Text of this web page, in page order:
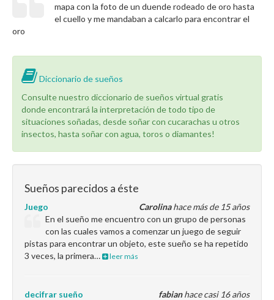
mapa con la foto de un duende rodeado de oro hasta
el cuello y me mandaban a calcarlo para encontrar el
oro
Diccionario de sueños
Consulte nuestro diccionario de sueños virtual gratis
donde encontrará la interpretación de todo tipo de
situaciones soñadas, desde soñar con cucarachas u otros
insectos, hasta soñar con agua, toros o diamantes!
Sueños parecidos a éste
Carolinahace más de 15 años
Juego
En el sueño me encuentro con un grupo de personas
con las cuales vamos a comenzar un juego de seguir
pistas para encontrar un objeto, este sueño se ha repetido
3 veces, la primera…
leer más
fabianhace casi 16 años
decifrar sueño